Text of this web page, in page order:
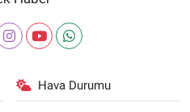
Hava Durumu